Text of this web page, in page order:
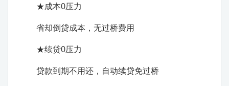
★成本0压力
省却倒贷成本，无过桥费用
★续贷0压力
贷款到期不用还，自动续贷免过桥